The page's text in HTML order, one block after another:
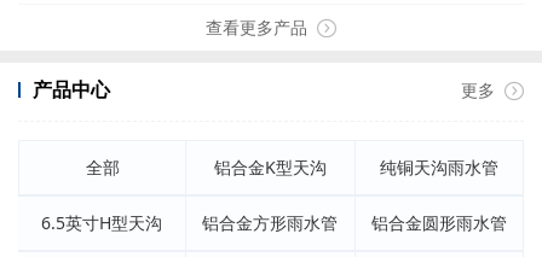
查看更多产品
更多
产品中心
全部 铝合金K型天沟 纯铜天沟雨水管
6.5英寸H型天沟 铝合金方形雨水管 铝合金圆形雨水管